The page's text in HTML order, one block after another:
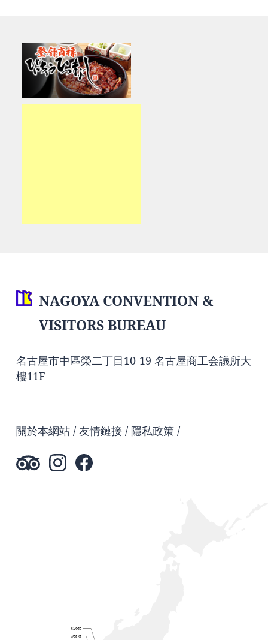
NAGOYA CONVENTION &
VISITORS BUREAU
名古屋市中區榮二丁目10-19 名古屋商工会議所大
樓11F
關於本網站 友情鏈接 隱私政策